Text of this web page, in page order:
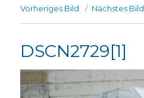
Vorheriges Bild Nächstes Bild
DSCN2729[1]